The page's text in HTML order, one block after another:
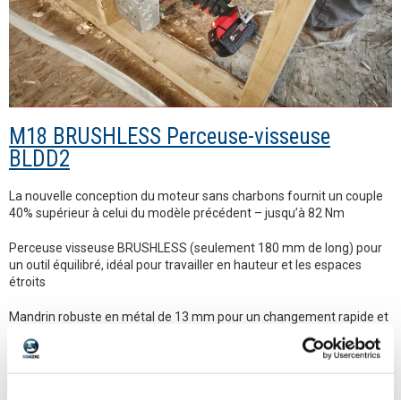
M18 BRUSHLESS Perceuse-visseuse
BLDD2
La nouvelle conception du moteur sans charbons fournit un couple
40% supérieur à celui du modèle précédent – jusqu’à 82 Nm
Perceuse visseuse BRUSHLESS (seulement 180 mm de long) pour
un outil équilibré, idéal pour travailler en hauteur et les espaces
étroits
Mandrin robuste en métal de 13 mm pour un changement rapide et